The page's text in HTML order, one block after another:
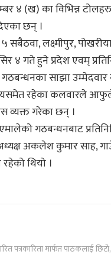
४ (ख) का विभिन्न
छन् ।
सबैठवा, लक्ष्मीपुर,
गते हुने प्रदेश एवम्
साझा
रहेका कलवारले
व्यक्त गरेका छन् ।
गठबन्धनबाट
अकलेश कुमार साह,
थियो ।
पत्रकारिता मार्फत पाठकलाई